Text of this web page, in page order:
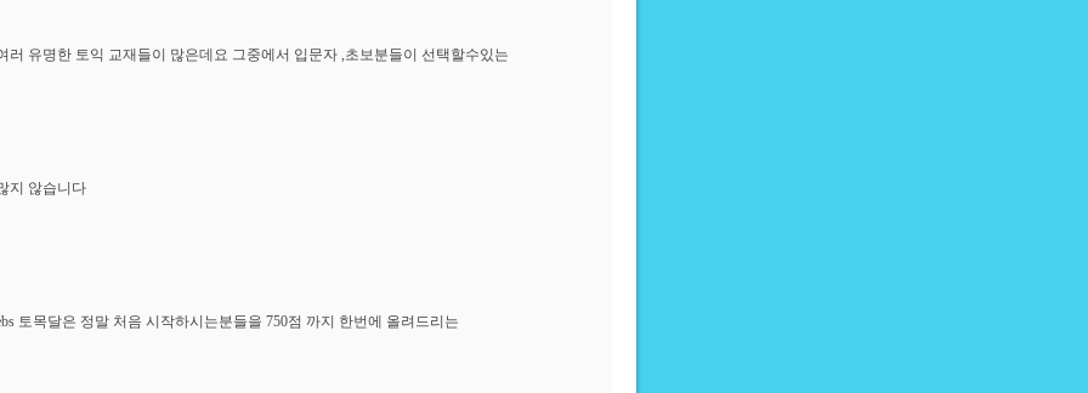
러 유명한 토익 교재들이 많은데요 그중에서 입문자 ,초보분들이 선택할수있는
지 않습니다
토목달은 정말 처음 시작하시는분들을 750점 까지 한번에 올려드리는